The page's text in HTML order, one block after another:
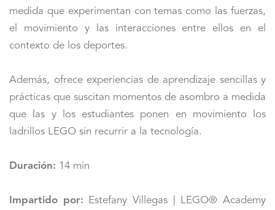
medida que experimentan con temas como las fuerzas,
el movimiento y las interacciones entre ellos en el
contexto de los deportes.
Además, ofrece experiencias de aprendizaje sencillas y
prácticas que suscitan momentos de asombro a medida
que las y los estudiantes ponen en movimiento los
ladrillos LEGO sin recurrir a la tecnología.
Duración: 14 min
Impartido por: Estefany Villegas | LEGO® Academy